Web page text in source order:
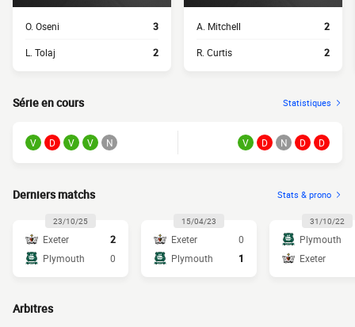
O. Oseni 3
L. Tolaj 2
A. Mitchell 2
R. Curtis 2
Série en cours Statistiques
V D V V N V D N D D
Derniers matchs Stats & prono
23/10/25
Exeter
2
Plymouth
0
15/04/23
Exeter
0
Plymouth
1
31/10/22
Plymouth
Exeter
Arbitres